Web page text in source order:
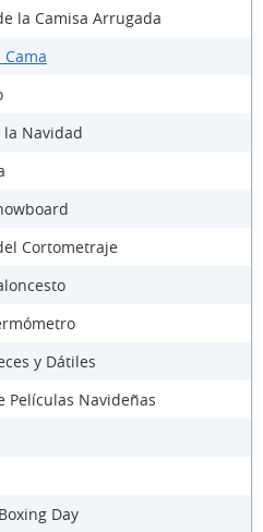
la Camisa Arrugada
Navidad
Cortometraje
y Dátiles
Películas Navideñas
Day